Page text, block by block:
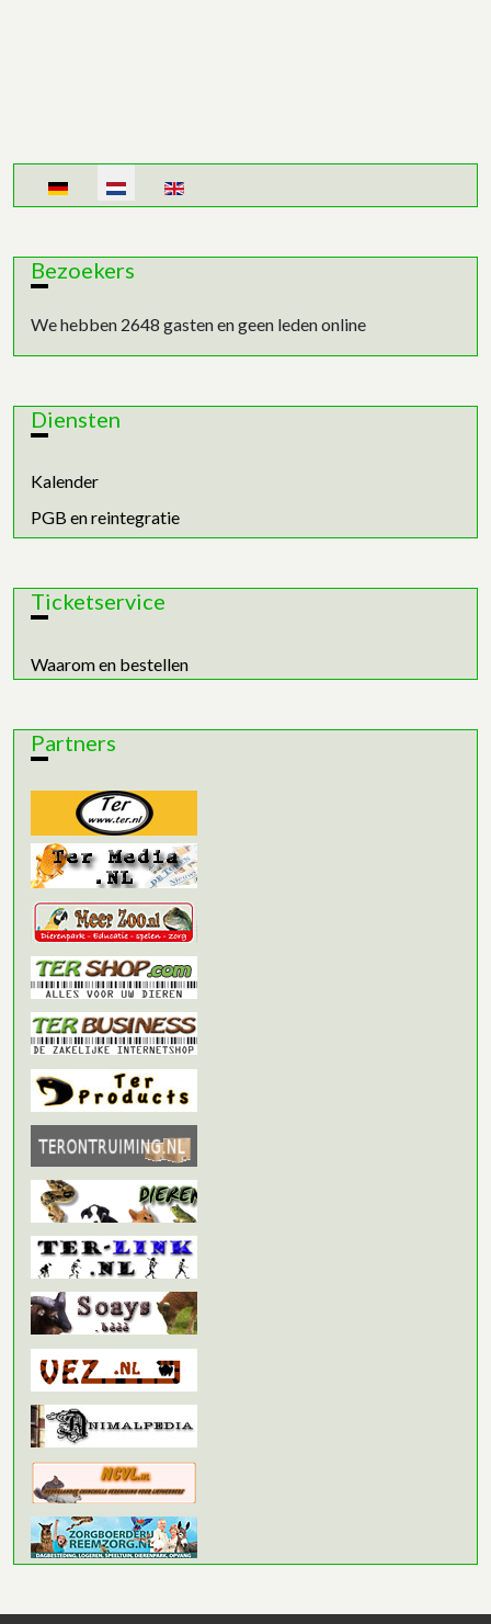
Bezoekers
We hebben 2648 gasten en geen leden online
Diensten
Kalender
PGB en reintegratie
Ticketservice
Waarom en bestellen
Partners